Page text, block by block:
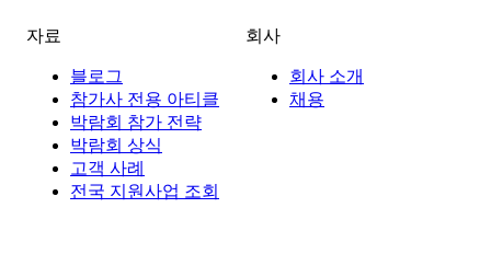
자료
블로그
참가사 전용 아티클
박람회 참가 전략
박람회 상식
고객 사례
전국 지원사업 조회
회사
회사 소개
채용